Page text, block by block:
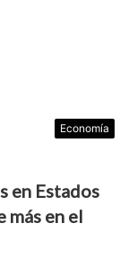
Economía
en Estados
más en el